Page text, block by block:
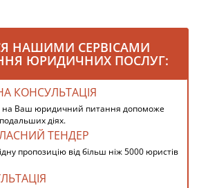
НАШИМИ СЕРВІСАМИ
ЮРИДИЧНИХ ПОСЛУГ:
КОНСУЛЬТАЦІЯ
на Ваш юридичний питання допоможе
діях.
ТЕНДЕР
пропозицію від більш ніж 5000 юристів